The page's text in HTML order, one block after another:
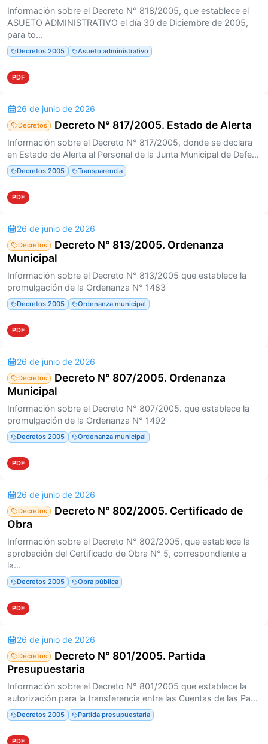
Información sobre el Decreto N° 818/2005, que establece el
ASUETO ADMINISTRATIVO el día 30 de Diciembre de 2005,
para to...
Decretos 2005 Asueto administrativo
PDF
26 de junio de 2026
Decretos Decreto N° 817/2005. Estado de Alerta
Información sobre el Decreto N° 817/2005, donde se declara
en Estado de Alerta al Personal de la Junta Municipal de Defe...
Decretos 2005 Transparencia
PDF
26 de junio de 2026
Decretos
Decreto N° 813/2005. Ordenanza
Municipal
Información sobre el Decreto N° 813/2005 que establece la
promulgación de la Ordenanza N° 1483
Decretos 2005 Ordenanza municipal
PDF
26 de junio de 2026
Decretos
Decreto N° 807/2005. Ordenanza
Municipal
Información sobre el Decreto N° 807/2005. que establece la
promulgación de la Ordenanza N° 1492
Decretos 2005 Ordenanza municipal
PDF
26 de junio de 2026
Decretos
Decreto N° 802/2005. Certificado de
Obra
Información sobre el Decreto N° 802/2005, que establece la
aprobación del Certificado de Obra N° 5, correspondiente a
la...
Decretos 2005 Obra pública
PDF
26 de junio de 2026
Decretos
Decreto N° 801/2005. Partida
Presupuestaria
Información sobre el Decreto N° 801/2005 que establece la
autorización para la transferencia entre las Cuentas de las Pa...
Decretos 2005 Partida presupuestaria
PDF